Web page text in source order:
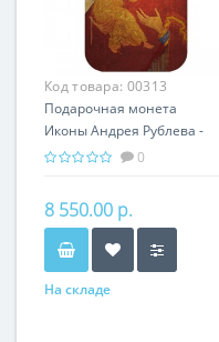
Код товара: 00313
Подарочная монета
Иконы Андрея Рублева -
Богородица
31,1 гр - православный
сувенир
0
8 550.00 р.
На складе